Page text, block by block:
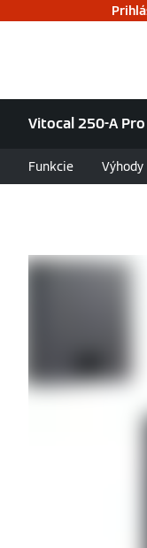
Vitocal 250-A Pro
Funkcie Výhody